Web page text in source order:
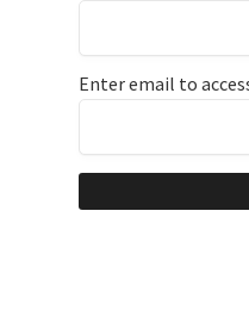
Enter email to